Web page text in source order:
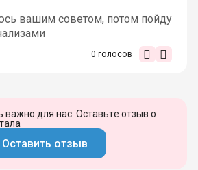
вашим советом, потом пойду
0 голосов
важно для нас. Оставьте отзыв о
Оставить отзыв